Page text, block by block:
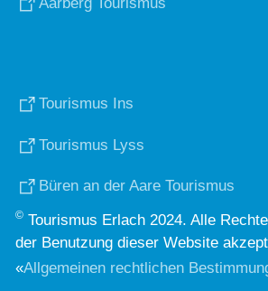
Tourismus Ins
Tourismus Lyss
Büren an der Aare Tourismus
© Tourismus Erlach 2024. Alle
der Benutzung dieser Website
«Allgemeinen rechtlichen